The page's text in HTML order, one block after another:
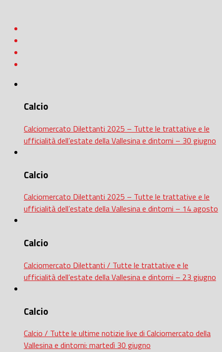
Calcio
Calciomercato Dilettanti 2025 – Tutte le trattative e le
ufficialità dell’estate della Vallesina e dintorni – 30 giugno
Calcio
Calciomercato Dilettanti 2025 – Tutte le trattative e le
ufficialità dell’estate della Vallesina e dintorni – 14 agosto
Calcio
Calciomercato Dilettanti / Tutte le trattative e le
ufficialità dell’estate della Vallesina e dintorni – 23 giugno
Calcio
Calcio / Tutte le ultime notizie live di Calciomercato della
Vallesina e dintorni: martedì 30 giugno